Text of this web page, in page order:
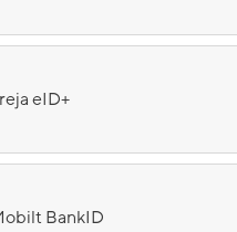
eID+
BankID